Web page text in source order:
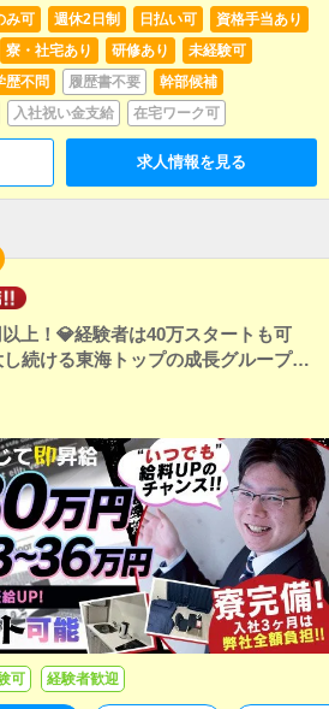
み可 週休2日制 日払い可
資格手当あり
寮・社宅あり 研修あり
未経験可
歴不問 履歴書不要
幹部候補
入社祝い金支給 在宅ワーク可
求人情報を見る
以上！💎経験者は40万スタートも可
続ける東海トップの成長グループ。
め店長・幹部候補急募！チャンスを
可 経験者歓迎